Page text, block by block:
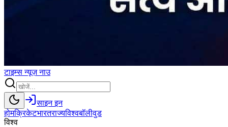
टाइम्सन्यूज़नाउ
साइन इन
होमक्रिकेटभारतराज्यविश्वबॉलीवुड
विश्व